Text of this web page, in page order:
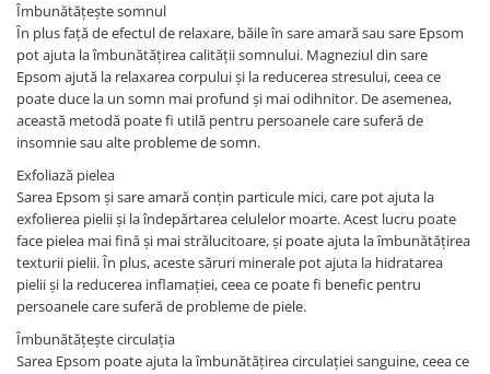
Îmbunătățește somnul
În plus față de efectul de relaxare, băile în sare amară sau sare Epsom
pot ajuta la îmbunătățirea calității somnului. Magneziul din sare
Epsom ajută la relaxarea corpului și la reducerea stresului, ceea ce
poate duce la un somn mai profund și mai odihnitor. De asemenea,
această metodă poate fi utilă pentru persoanele care suferă de
insomnie sau alte probleme de somn.
Exfoliază pielea
Sarea Epsom și sare amară conțin particule mici, care pot ajuta la
exfolierea pielii și la îndepărtarea celulelor moarte. Acest lucru poate
face pielea mai fină și mai strălucitoare, și poate ajuta la îmbunătățirea
texturii pielii. În plus, aceste săruri minerale pot ajuta la hidratarea
pielii și la reducerea inflamației, ceea ce poate fi benefic pentru
persoanele care suferă de probleme de piele.
Îmbunătățește circulația
Sarea Epsom poate ajuta la îmbunătățirea circulației sanguine, ceea ce